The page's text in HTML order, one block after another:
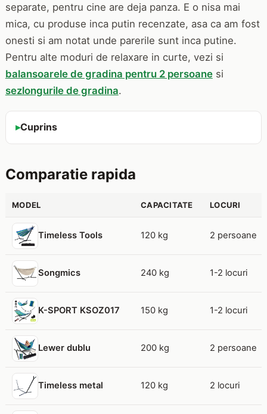
separate, pentru cine are deja panza. E o nisa mai
mica, cu produse inca putin recenzate, asa ca am fost
onesti si am notat unde parerile sunt inca putine.
Pentru alte moduri de relaxare in curte, vezi si
balansoarele de gradina pentru 2 persoanesi
sezlongurile de gradina.
Cuprins
Comparatie rapida
MODEL CAPACITATE LOCURI
Timeless Tools 120 kg 2 persoane
Songmics 240 kg 1-2 locuri
K-SPORT KSOZ017 150 kg 1-2 locuri
Lewer dublu 200 kg 2 persoane
Timeless metal 120 kg 2 locuri